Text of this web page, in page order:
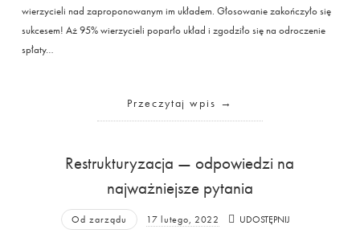
wierzycieli nad zaproponowanym im układem. Głosowanie zakończyło się
sukcesem! Aż 95% wierzycieli poparło układ i zgodziło się na odroczenie
spłaty…
Przeczytaj wpis
Restrukturyzacja — odpowiedzi na
najważniejsze pytania
Od zarządu 17 lutego, 2022 UDOSTĘPNIJ